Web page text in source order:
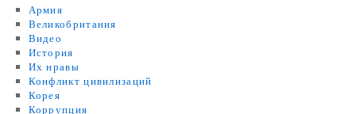
Армия
Великобритания
Видео
История
Их нравы
Конфликт цивилизаций
Корея
Коррупция